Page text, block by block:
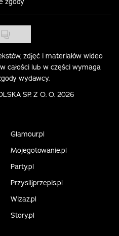
zdjęć i materiałów wideo
całości lub w części wymaga
wydawcy.
SP. Z O. O. 2026
Glamour.pl
Mojegotowanie.pl
Party.pl
Przyslijprzepis.pl
Wizaz.pl
Story.pl